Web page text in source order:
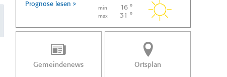
Prognose lesen »
min 16 °
max 31 °
Gemeindenews Ortsplan